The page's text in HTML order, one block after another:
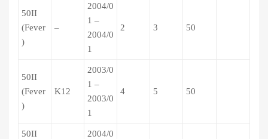
50II
(Fever
)
–
2004/0
1 –
2004/0
1
2 3 50
50II
(Fever
)
K12
2003/0
1 –
2003/0
1
4 5 50
50II 2004/0